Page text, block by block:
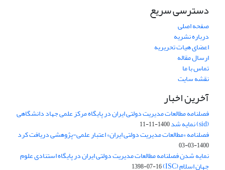
دسترسی سریع
صفحه اصلی
درباره نشریه
اعضای هیات تحریریه
ارسال مقاله
تماس با ما
نقشه سایت
آخرین اخبار
فصلنامه مطالعات مدیریت دولتی ایران در پایگاه مرکز علمی جهاد دانشگاهی
(sid) نمایه شد 1400-11-11
فصلنامه «مطالعات مدیریت دولتی ایران» اعتبار علمی-پژوهشی دریافت کرد
1400-03-03
نمایه شدن فصلنامه مطالعات مدیریت دولتی ایران در پایگاه استنادی علوم
جهان اسلام (ISC) 1398-07-16